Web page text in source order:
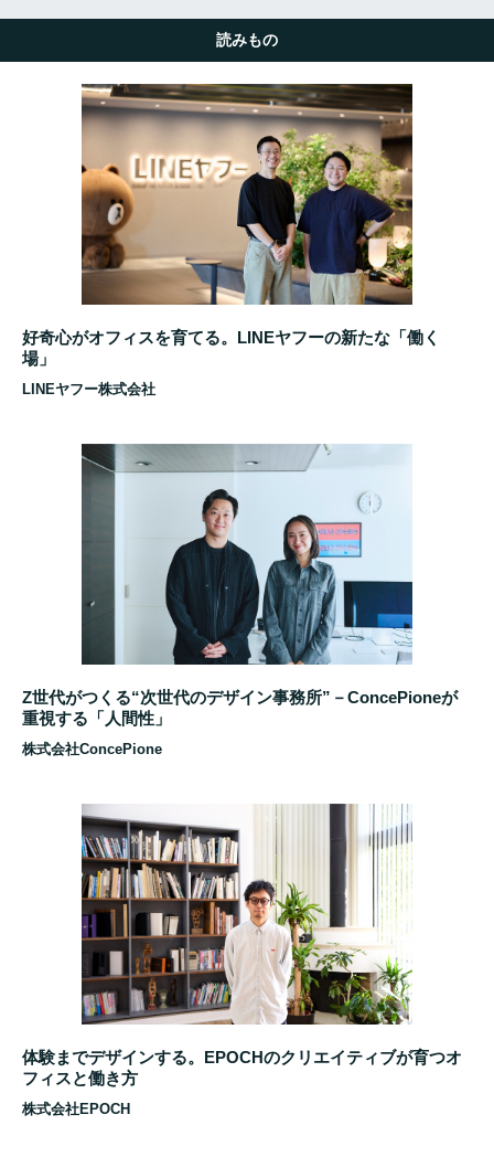
読みもの
好奇心がオフィスを育てる。LINEヤフーの新たな「働く
場」
LINEヤフー株式会社
Z世代がつくる“次世代のデザイン事務所”－ConcePioneが
重視する「人間性」
株式会社ConcePione
体験までデザインする。EPOCHのクリエイティブが育つオ
フィスと働き方
株式会社EPOCH